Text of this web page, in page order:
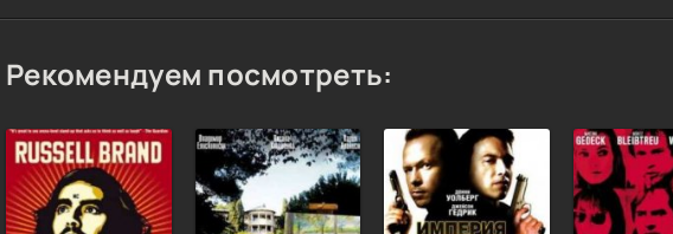
Рекомендуем посмотреть: